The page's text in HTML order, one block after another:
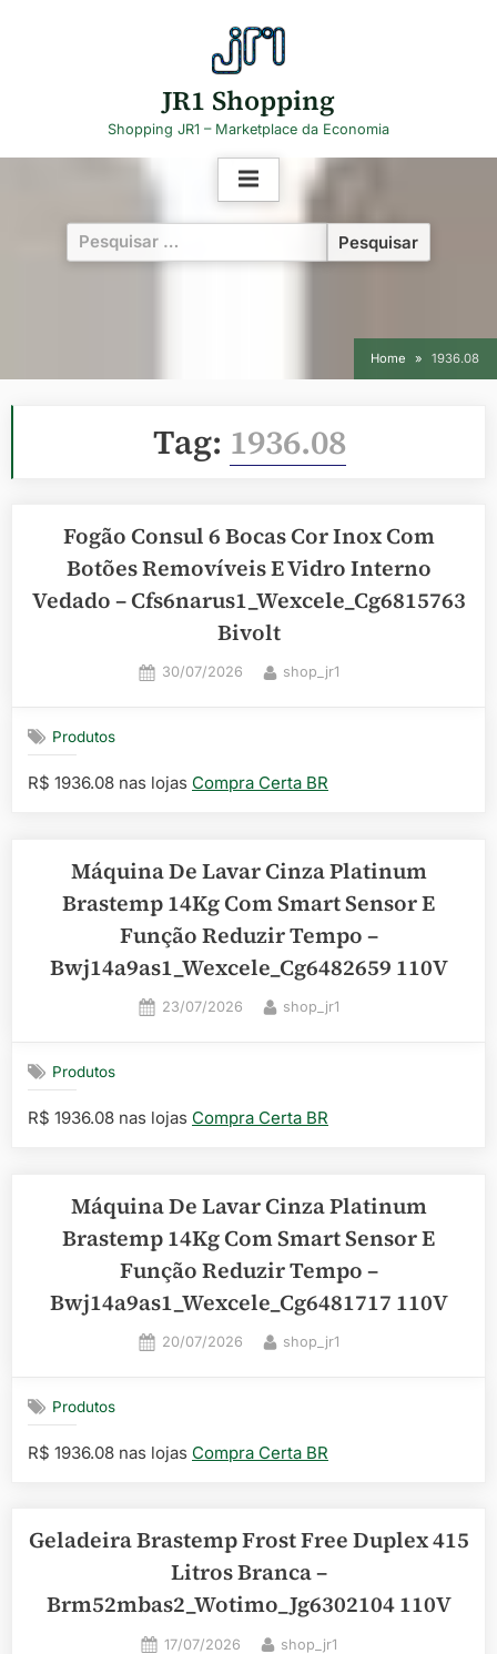
JR1 Shopping
Shopping JR1 – Marketplace da Economia
Pesquisar
por:
Home 1936.08
Tag: 1936.08
Fogão Consul 6 Bocas Cor Inox Com
Botões Removíveis E Vidro Interno
Vedado – Cfs6narus1_Wexcele_Cg6815763
Bivolt
Posted
30/07/2026 By
shop_jr1
Produtos
R$ 1936.08 nas lojas Compra Certa BR
Máquina De Lavar Cinza Platinum
Brastemp 14Kg Com Smart Sensor E
Função Reduzir Tempo –
Bwj14a9as1_Wexcele_Cg6482659 110V
Posted
23/07/2026 By
shop_jr1
Produtos
R$ 1936.08 nas lojas Compra Certa BR
Máquina De Lavar Cinza Platinum
Brastemp 14Kg Com Smart Sensor E
Função Reduzir Tempo –
Bwj14a9as1_Wexcele_Cg6481717 110V
Posted
20/07/2026 By
shop_jr1
Produtos
R$ 1936.08 nas lojas Compra Certa BR
Geladeira Brastemp Frost Free Duplex 415
Litros Branca –
Brm52mbas2_Wotimo_Jg6302104 110V
Posted
17/07/2026 By
shop_jr1